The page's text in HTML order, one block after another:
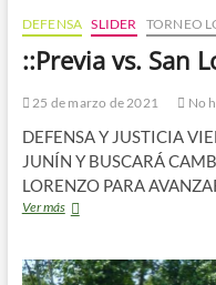
DEFENSA SLIDER TORNEO
::Previa vs. San
25 de marzo de 2021 No
DEFENSA Y JUSTICIA
JUNÍN Y BUSCARÁ
LORENZO PARA
Ver más::Previa
Lorenzo